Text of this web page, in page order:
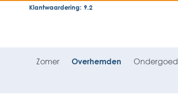
general.skipToNavigation
Klantwaardering: 9.2
Zomer Overhemden Ondergoed